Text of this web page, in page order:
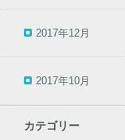
2017年12月
2017年10月
カテゴリー